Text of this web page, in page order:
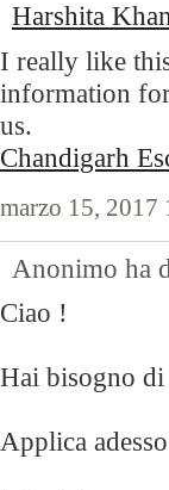
Harshita
I really like
information
us.
Chandigarh
marzo 15, 2017
Anonimo ha
Ciao !
Hai bisogno
Applica